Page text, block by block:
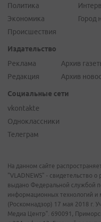
Политика
Экономика
Происшествия
Город
Издательство
Реклама
Редакция
Архив
Архив
Социальные сети
vkontakte
Одноклассники
Телеграм
На данном сайте
"VLADNEWS" - свидетельство
выдано Федеральной службой
информационных технологий и
(Роскомнадзор) 17 мая 2018 г.
Медиа Центр". 690091,